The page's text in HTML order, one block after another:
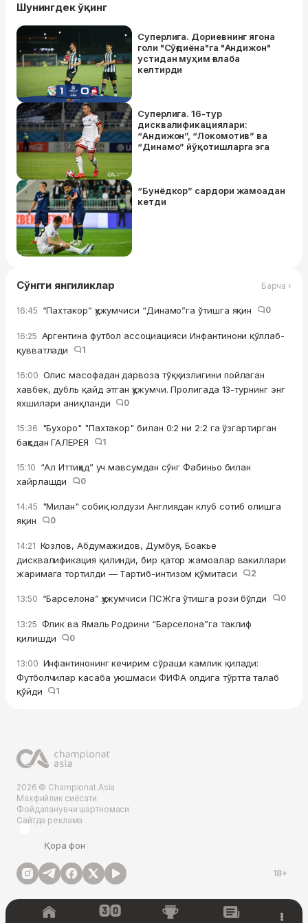
Шунингдек ўқинг
Суперлига. Дориевнинг ягона
голи "Сўғдиёна"га "Андижон"
устидан муҳим ғалаба
келтирди
Суперлига. 16-тур
дисквалификациялари:
“Андижон”, “Локомотив” ва
“Динамо” йўқотишларга эга
“Бунёдкор” сардори жамоадан
кетди
Сўнгги янгиликлар Барча ›
16:45 “Пахтакор” ҳужумчиси “Динамо”га ўтишга яқин 0
16:25 Аргентина футбол ассоциацияси Инфантинони қўллаб-
қувватлади
1
16:00 Олис масофадан дарвоза тўққизлигини пойлаган
хавбек, дубль қайд этган ҳужумчи. Пролигада 13-турнинг энг
яхшилари аниқланди
0
15:36 "Бухоро" "Пахтакор" билан 0:2 ни 2:2 га ўзгартирган
баҳсдан ГАЛЕРЕЯ
1
15:10 “Ал Иттиҳод” уч мавсумдан сўнг Фабиньо билан
хайрлашди
0
14:45 "Милан" собиқ юлдузи Англиядан клуб сотиб олишга
яқин
0
14:21 Козлов, Абдумажидов, Думбуя, Боакье
дисквалификация қилинди, бир қатор жамоалар вакиллари
жаримага тортилди — Тартиб-интизом қўмитаси
2
13:50 “Барселона” ҳужумчиси ПСЖга ўтишга рози бўлди 0
13:25 Флик ва Ямаль Родрини “Барселона”га таклиф
қилишди
0
13:00 Инфантинонинг кечирим сўраши камлик қилади:
Футболчилар касаба уюшмаси ФИФА олдига тўртта талаб
қўйди
1
2026 © Championat.Asia
Махфийлик сиёсати
Фойдаланувчи шартномаси
Сайтда реклама
Қора фон
18+